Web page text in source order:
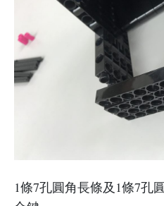
1條7孔圓角長條及1條7孔